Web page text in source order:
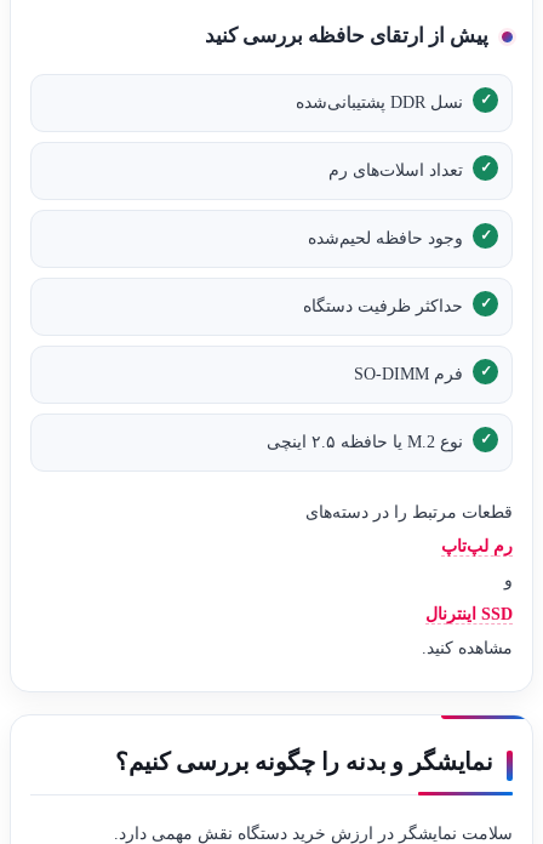
پیش از ارتقای حافظه بررسی کنید
نسل DDR پشتیبانی‌شده
تعداد اسلات‌های رم
وجود حافظه لحیم‌شده
حداکثر ظرفیت دستگاه
فرم SO-DIMM
نوع M.2 یا حافظه ۲.۵ اینچی
قطعات مرتبط را در دسته‌های
رم لپ‌تاپ
و
SSD اینترنال
مشاهده کنید.
نمایشگر و بدنه را چگونه بررسی کنیم؟
سلامت نمایشگر در ارزش خرید دستگاه نقش مهمی دارد.